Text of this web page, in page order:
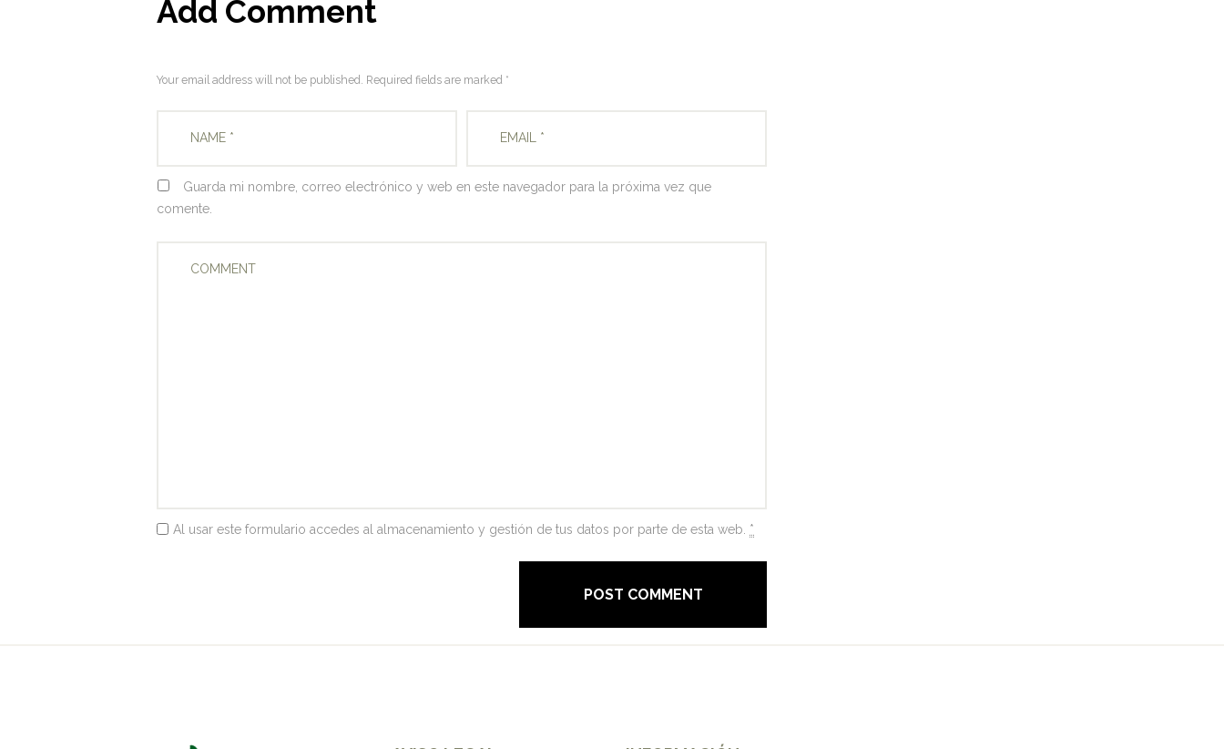
Add Comment
Your email address will not be published. Required fields are marked *
Guarda mi nombre, correo electrónico y web en este navegador para la próxima vez que
comente.
Al usar este formulario accedes al almacenamiento y gestión de tus datos por parte de esta web. *